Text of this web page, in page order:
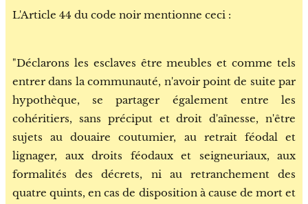
L'Article 44 du code noir mentionne ceci :
"Déclarons les esclaves être meubles et comme tels
entrer dans la communauté, n'avoir point de suite par
hypothèque, se partager également entre les
cohéritiers, sans préciput et droit d'aînesse, n'être
sujets au douaire coutumier, au retrait féodal et
lignager, aux droits féodaux et seigneuriaux, aux
formalités des décrets, ni au retranchement des
quatre quints, en cas de disposition à cause de mort et